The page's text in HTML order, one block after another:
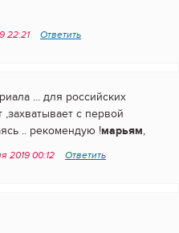
22:21 Ответить
... для российских
с первой
.. рекомендую !марьям,
2019 00:12 Ответить